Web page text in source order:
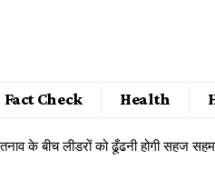
Fact Check Health
के बीच लीडरों को ढूँढनी होगी सहज